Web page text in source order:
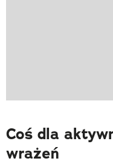
Coś dla
wrażeń